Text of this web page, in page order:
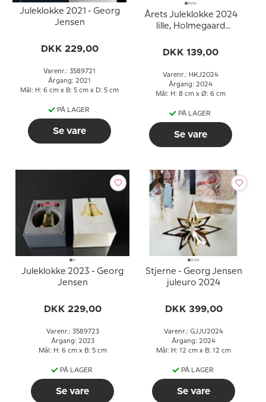
Juleklokke 2021 - Georg
Jensen
DKK 229,00
Varenr.: 3589721
Årgang: 2021
Mål: H: 6 cm x B: 5 cm x D: 5 cm
PÅ LAGER
Se vare
Årets Juleklokke 2024
lille, Holmegaard
DKK 139,00
Varenr.: HKJ2024
Årgang: 2024
Mål: H: 8 cm x Ø: 6 cm
PÅ LAGER
Se vare
Juleklokke 2023 - Georg
Jensen
DKK 229,00
Varenr.: 3589723
Årgang: 2023
Mål: H: 6 cm x B: 5 cm
PÅ LAGER
Se vare
Stjerne - Georg Jensen
juleuro 2024
DKK 399,00
Varenr.: GJJU2024
Årgang: 2024
Mål: H: 12 cm x B: 12 cm
PÅ LAGER
Se vare